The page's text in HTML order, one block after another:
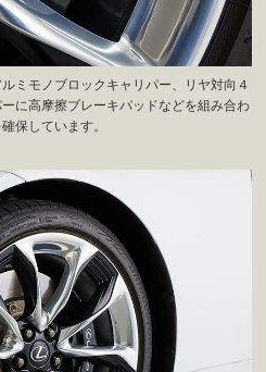
ミモノブロックキャリパー、リヤ対向４
に高摩擦ブレーキパッドなどを組み合わ
保しています。